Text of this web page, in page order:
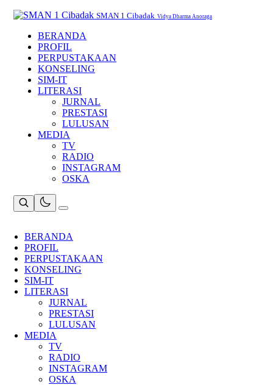
SMAN 1 Cibadak Vidya Dharma Anoraga
BERANDA
PROFIL
PERPUSTAKAAN
KONSELING
SIM-IT
LITERASI
JURNAL
PRESTASI
LULUSAN
MEDIA
TV
RADIO
INSTAGRAM
OSKA
BERANDA
PROFIL
PERPUSTAKAAN
KONSELING
SIM-IT
LITERASI
JURNAL
PRESTASI
LULUSAN
MEDIA
TV
RADIO
INSTAGRAM
OSKA